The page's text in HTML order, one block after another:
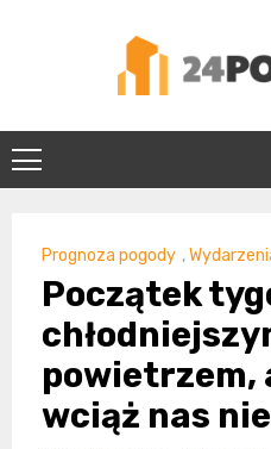
Prognoza pogody ,
Początek
powietrzem,
wciąż nas